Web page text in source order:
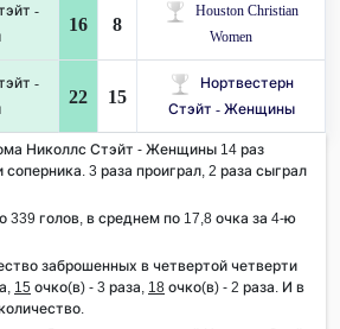
-
16 8
Houston Christian
Women
-
22 15
Нортвестерн
Стэйт - Женщины
Николлс Стэйт - Женщины 14 раз
3 раза проиграл, 2 раза сыграл
339 голов, в среднем по 17,8 очка за 4-ю
заброшенных в четвертой четверти
15 очко(в) - 3 раза, 18 очко(в) - 2 раза. И в